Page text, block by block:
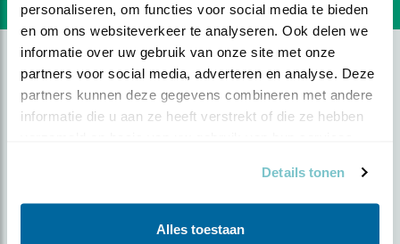
personaliseren, om functies voor social media te bieden
en om ons websiteverkeer te analyseren. Ook delen we
informatie over uw gebruik van onze site met onze
partners voor social media, adverteren en analyse. Deze
partners kunnen deze gegevens combineren met andere
informatie die u aan ze heeft verstrekt of die ze hebben
Details tonen
Alles toestaan
Volgende foto Vorige foto
HEB JE IN DE GATE...
Foto genomen in: visdonk - roosendaal